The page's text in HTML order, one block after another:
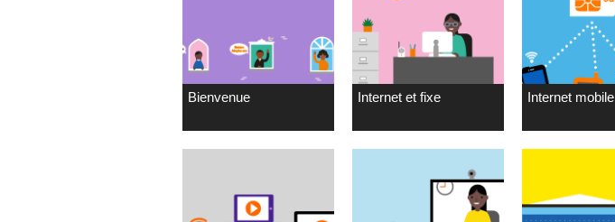
Bienvenue Internet et fixe Internet mobile